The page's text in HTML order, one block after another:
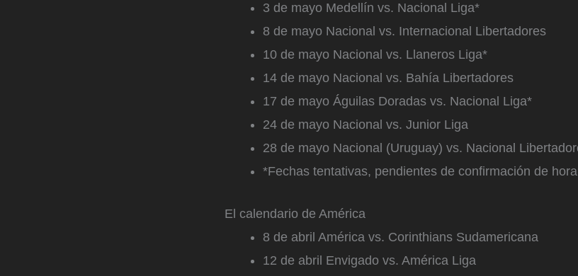
3 de mayo Medellín vs. Nacional Liga*
8 de mayo Nacional vs. Internacional Libertadores
10 de mayo Nacional vs. Llaneros Liga*
14 de mayo Nacional vs. Bahía Libertadores
17 de mayo Águilas Doradas vs. Nacional Liga*
24 de mayo Nacional vs. Junior Liga
28 de mayo Nacional (Uruguay) vs. Nacional
*Fechas tentativas, pendientes de confirmación de
El calendario de América
8 de abril América vs. Corinthians Sudamericana
12 de abril Envigado vs. América Liga